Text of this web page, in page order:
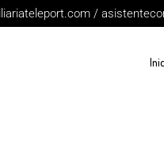
/